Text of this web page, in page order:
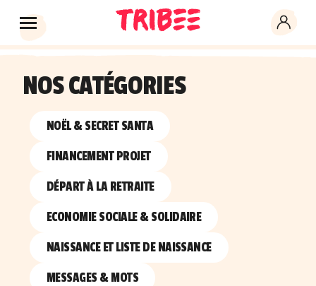
NOS CATÉGORIES
NOËL & SECRET SANTA
FINANCEMENT PROJET
DÉPART À LA RETRAITE
ECONOMIE SOCIALE & SOLIDAIRE
NAISSANCE ET LISTE DE NAISSANCE
MESSAGES & MOTS